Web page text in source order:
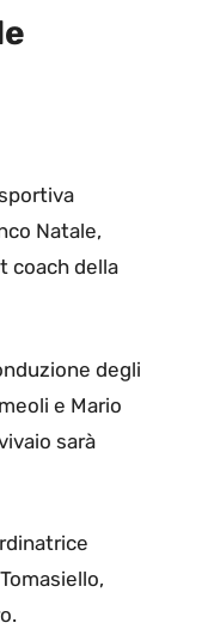
Natale,
coach della
degli
e Mario
sarà